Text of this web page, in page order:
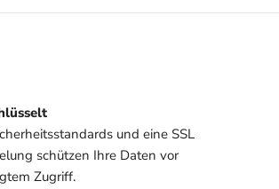
und eine SSL
schützen Ihre Daten vor
Zugriff.